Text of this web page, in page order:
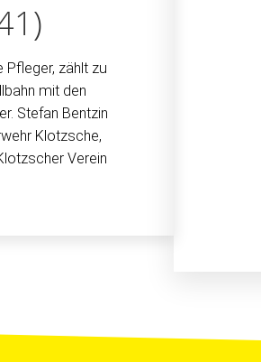
zählt zu
mit den
Stefan Bentzin
Klotzsche,
Verein